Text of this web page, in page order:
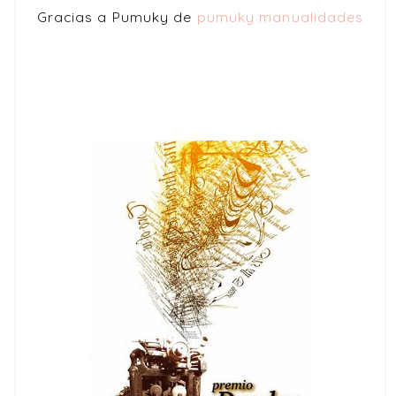
Gracias a Pumuky de pumuky manualidades